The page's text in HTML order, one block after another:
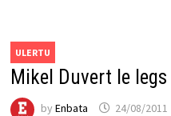
ULERTU
Mikel Duvert le legs
by Enbata 24/08/2011